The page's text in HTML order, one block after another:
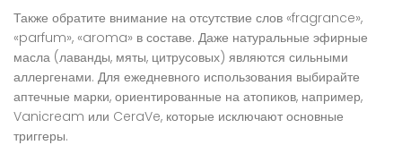
Также обратите внимание на отсутствие слов «fragrance»,
«parfum», «aroma» в составе. Даже натуральные эфирные
масла (лаванды, мяты, цитрусовых) являются сильными
аллергенами. Для ежедневного использования выбирайте
аптечные марки, ориентированные на атопиков, например,
Vanicream или CeraVe, которые исключают основные
триггеры.